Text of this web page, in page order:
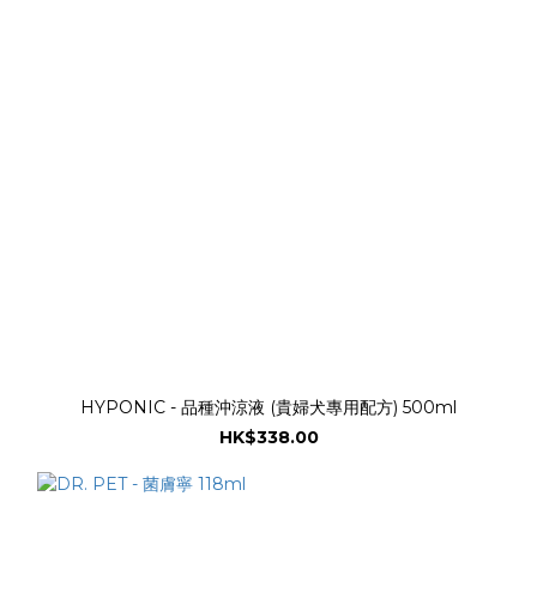
HYPONIC - 品種沖涼液 (貴婦犬專用配方) 500ml
HK$338.00